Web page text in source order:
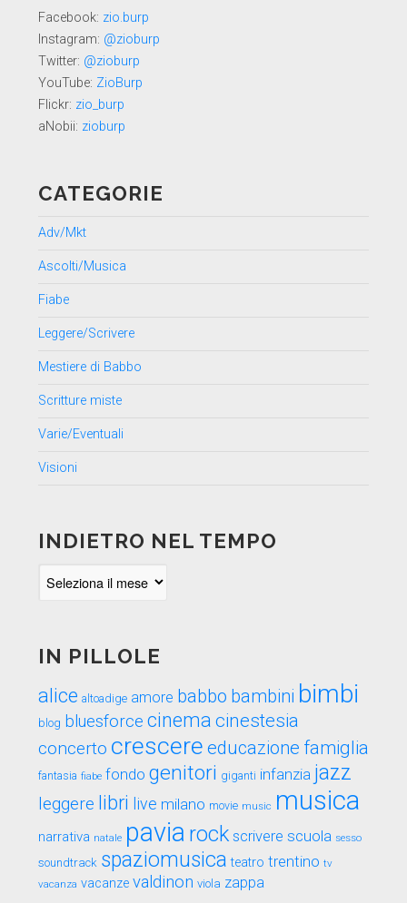
Facebook: zio.burp
Instagram: @zioburp
Twitter: @zioburp
YouTube: ZioBurp
Flickr: zio_burp
aNobii: zioburp
CATEGORIE
Adv/Mkt
Ascolti/Musica
Fiabe
Leggere/Scrivere
Mestiere di Babbo
Scritture miste
Varie/Eventuali
Visioni
INDIETRO NEL TEMPO
IN PILLOLE
alice altoadige amore babbo bambini bimbi
blog bluesforce cinema cinestesia
concerto crescere educazione famiglia
fantasia fiabe fondo genitori giganti infanzia jazz
leggere libri live milano movie music musica
narrativa natale pavia rock scrivere scuola sesso
soundtrack spaziomusica teatro trentino tv
vacanza vacanze valdinon viola zappa